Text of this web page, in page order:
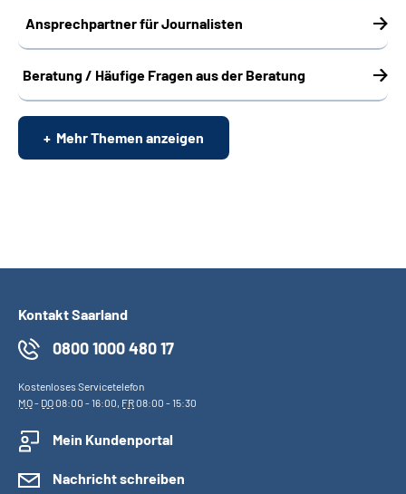
Suche
Ansprechpartner für Journalisten
Beratung / Häufige Fragen aus der Beratung
Mehr Themen anzeigen
Kontakt Saarland
0800 1000 480 17
Kostenloses Servicetelefon
MO- DO08:00 - 16:00, FR08:00 - 15:30
Mein Kundenportal
Nachricht schreiben